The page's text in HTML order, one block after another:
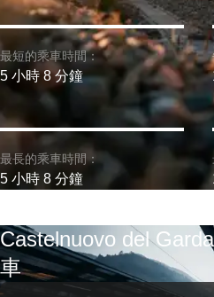
最短的乘車時間：
5 小時 8 分鐘
最長的乘車時間：
5 小時 8 分鐘
Castelnuovo del
車